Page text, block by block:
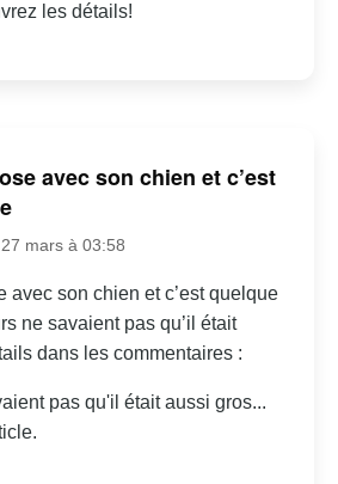
les détails!
avec son chien et c’est
mars à 03:58
avec son chien et c’est quelque
ne savaient pas qu’il était
dans les commentaires :
pas qu'il était aussi gros...